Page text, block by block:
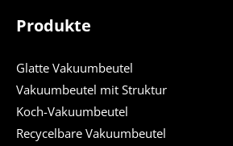
Produkte
Glatte Vakuumbeutel
Vakuumbeutel mit Struktur
Koch-Vakuumbeutel
Recycelbare Vakuumbeutel